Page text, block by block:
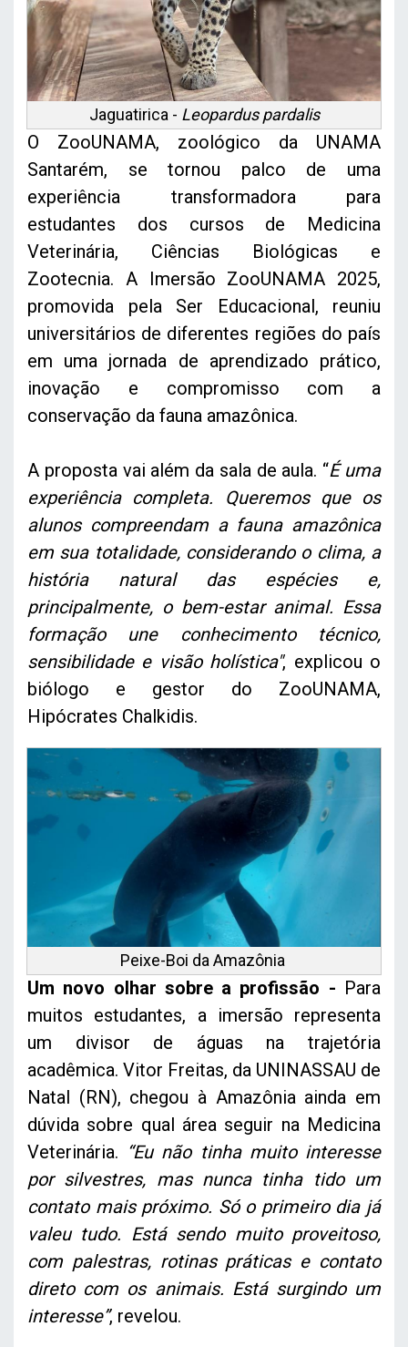
Jaguatirica - Leopardus pardalis
O ZooUNAMA, zoológico da UNAMA
Santarém, se tornou palco de uma
experiência transformadora para
estudantes dos cursos de Medicina
Veterinária, Ciências Biológicas e
Zootecnia. A Imersão ZooUNAMA 2025,
promovida pela Ser Educacional, reuniu
universitários de diferentes regiões do país
em uma jornada de aprendizado prático,
inovação e compromisso com a
conservação da fauna amazônica.
A proposta vai além da sala de aula. “É uma
experiência completa. Queremos que os
alunos compreendam a fauna amazônica
em sua totalidade, considerando o clima, a
história natural das espécies e,
principalmente, o bem-estar animal. Essa
formação une conhecimento técnico,
sensibilidade e visão holística", explicou o
biólogo e gestor do ZooUNAMA,
Hipócrates Chalkidis.
Peixe-Boi da Amazônia
Um novo olhar sobre a profissão - Para
muitos estudantes, a imersão representa
um divisor de águas na trajetória
acadêmica. Vitor Freitas, da UNINASSAU de
Natal (RN), chegou à Amazônia ainda em
dúvida sobre qual área seguir na Medicina
Veterinária. “Eu não tinha muito interesse
por silvestres, mas nunca tinha tido um
contato mais próximo. Só o primeiro dia já
valeu tudo. Está sendo muito proveitoso,
com palestras, rotinas práticas e contato
direto com os animais. Está surgindo um
interesse”, revelou.